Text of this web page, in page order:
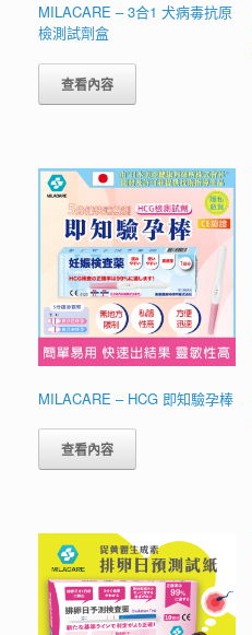
MILACARE – 3合1 犬病毒抗原
檢測試劑盒
查看內容
MILACARE – HCG 即知驗孕棒
查看內容